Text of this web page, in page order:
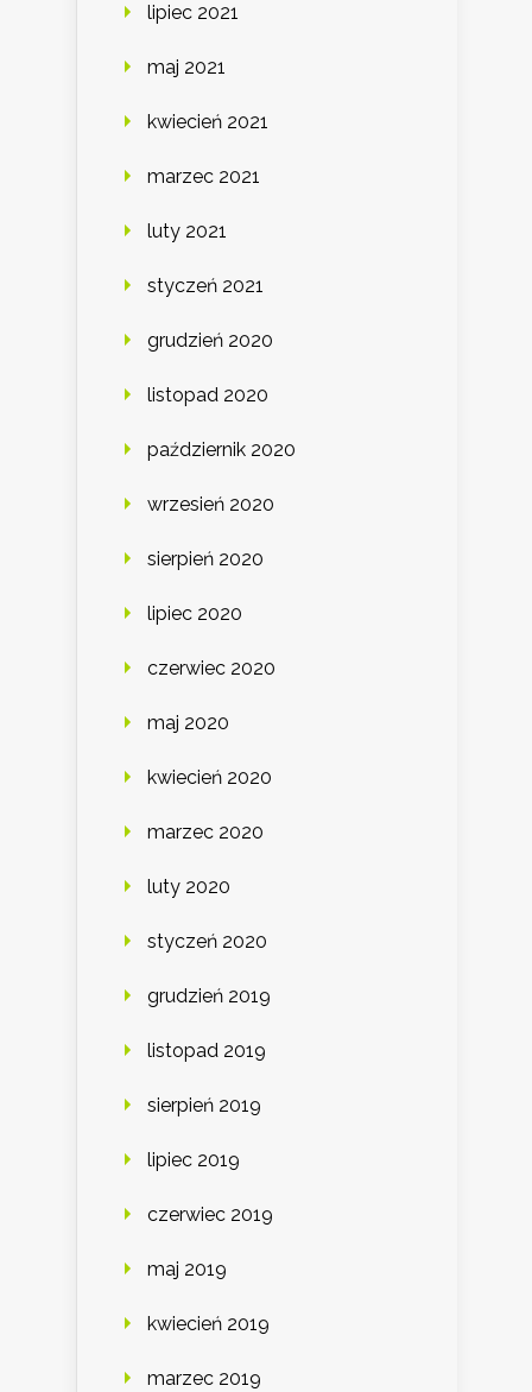
lipiec 2021
maj 2021
kwiecień 2021
marzec 2021
luty 2021
styczeń 2021
grudzień 2020
listopad 2020
październik 2020
wrzesień 2020
sierpień 2020
lipiec 2020
czerwiec 2020
maj 2020
kwiecień 2020
marzec 2020
luty 2020
styczeń 2020
grudzień 2019
listopad 2019
sierpień 2019
lipiec 2019
czerwiec 2019
maj 2019
kwiecień 2019
marzec 2019